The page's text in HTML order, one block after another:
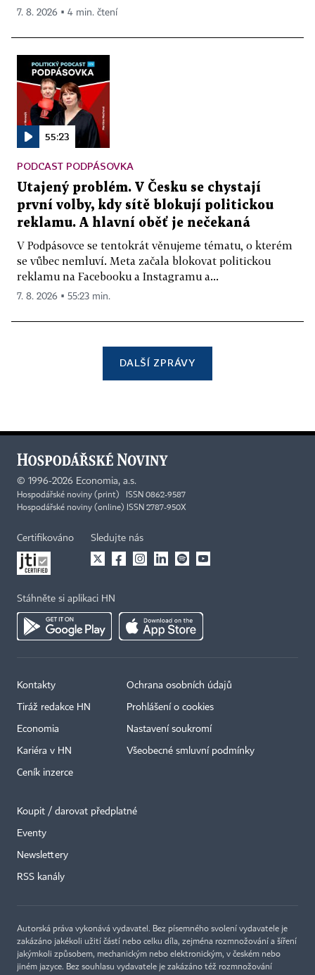
7. 8. 2026 ▪ 4 min. čtení
55:23
PODCAST PODPÁSOVKA
Utajený problém. V Česku se chystají
první volby, kdy sítě blokují politickou
reklamu. A hlavní oběť je nečekaná
V Podpásovce se tentokrát věnujeme tématu, o kterém
se vůbec nemluví. Meta začala blokovat politickou
reklamu na Facebooku a Instagramu a...
7. 8. 2026 ▪ 55:23 min.
DALŠÍ ZPRÁVY
© 1996-2026 Economia, a.s.
Hospodářské noviny (print) ISSN 0862-9587
Hospodářské noviny (online) ISSN 2787-950X
Certifikováno Sledujte nás
Stáhněte si aplikaci HN
Kontakty
Tiráž redakce HN
Economia
Kariéra v HN
Ceník inzerce
Ochrana osobních údajů
Prohlášení o cookies
Nastavení soukromí
Všeobecné smluvní podmínky
Koupit / darovat předplatné
Eventy
Newslettery
RSS kanály
Autorská práva vykonává vydavatel. Bez písemného svolení vydavatele je
zakázáno jakékoli užití částí nebo celku díla, zejména rozmnožování a šíření
jakýmkoli způsobem, mechanickým nebo elektronickým, v českém nebo
jiném jazyce. Bez souhlasu vydavatele je zakázáno též rozmnožování